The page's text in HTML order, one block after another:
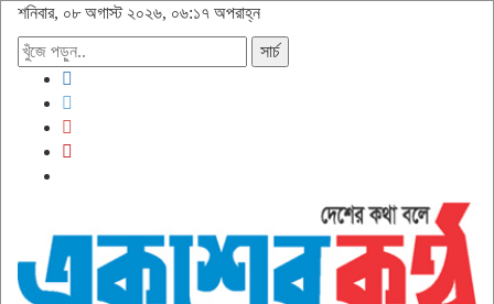
শনিবার, ০৮ অগাস্ট ২০২৬, ০৬:১৭ অপরাহ্ন
সার্চ